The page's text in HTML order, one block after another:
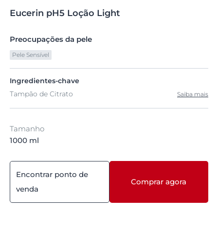
Eucerin pH5 Loção Light
Preocupações da pele
Pele Sensível
Ingredientes-chave
Tampão de Citrato
Saiba mais
Tamanho
1000 ml
Encontrar ponto de
venda
Comprar agora